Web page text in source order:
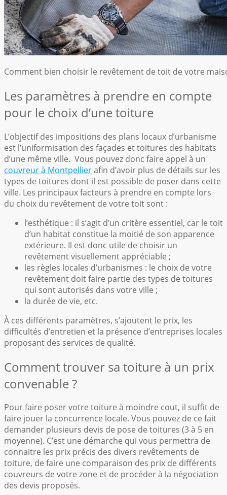
Comment bien choisir le revêtement de toit de votre
Les paramètres à prendre en compte
pour le choix d’une toiture
L’objectif des impositions des plans locaux d’urbanisme
est l’uniformisation des façades et toitures des habitats
d’une même ville. Vous pouvez donc faire appel à un
couvreur à Montpellierafin d’avoir plus de détails sur les
types de toitures dont il est possible de poser dans cette
ville. Les principaux facteurs à prendre en compte lors
du choix du revêtement de votre toit sont :
l’esthétique : il s’agit d’un critère essentiel, car le toit
d’un habitat constitue la moitié de son apparence
extérieure. Il est donc utile de choisir un
revêtement visuellement appréciable ;
les règles locales d’urbanismes : le choix de votre
revêtement doit faire partie des types de toitures
qui sont autorisés dans votre ville ;
la durée de vie, etc.
À ces différents paramètres, s’ajoutent le prix, les
difficultés d’entretien et la présence d’entreprises locales
proposant des services de qualité.
Comment trouver sa toiture à un prix
convenable ?
Pour faire poser votre toiture à moindre cout, il suffit de
faire jouer la concurrence locale. Vous pouvez de ce fait
demander plusieurs devis de pose de toitures (3 à 5 en
moyenne). C’est une démarche qui vous permettra de
connaitre les prix précis des divers revêtements de
toiture, de faire une comparaison des prix de différents
couvreurs de votre zone et de procéder à la négociation
des devis proposés.